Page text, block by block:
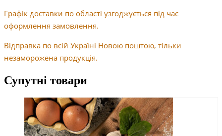
Графік доставки по області узгоджується під час
оформлення замовлення.
Відправка по всій Україні Новою поштою, тільки
незаморожена продукція.
Супутні товари